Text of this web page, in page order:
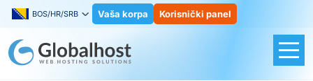
BOS/HR/SRB Vaša korpa Korisnički panel